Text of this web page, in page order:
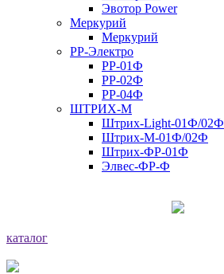
Эвотор Power
Меркурий
Меркурий
РР-Электро
РР-01Ф
РР-02Ф
РР-04Ф
ШТРИХ-М
Штрих-Light-01Ф/02Ф
Штрих-М-01Ф/02Ф
Штрих-ФР-01Ф
Элвес-ФР-Ф
каталог